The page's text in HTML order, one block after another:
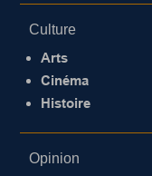
Culture
Arts
Cinéma
Histoire
Opinion